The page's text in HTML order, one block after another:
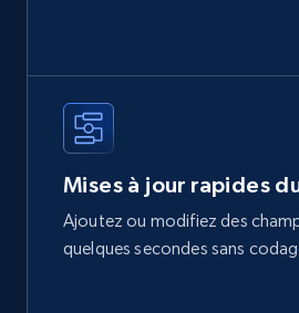
Mises à jour rapides
Ajoutez ou modifiez des
quelques secondes sans